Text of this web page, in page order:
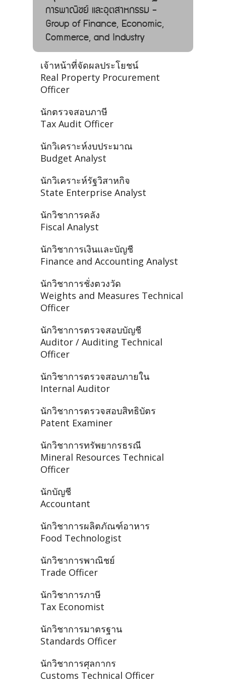
การพาณิชย์ และอุตสาหกรรม -
Group of Finance, Economic,
Commerce, and Industry
เจ้าหน้าที่จัดผลประโยชน์
Real Property Procurement
Officer
นักตรวจสอบภาษี
Tax Audit Officer
นักวิเคราะห์งบประมาณ
Budget Analyst
นักวิเคราะห์รัฐวิสาหกิจ
State Enterprise Analyst
นักวิชาการคลัง
Fiscal Analyst
นักวิชาการเงินและบัญชี
Finance and Accounting Analyst
นักวิชาการชั่งตวงวัด
Weights and Measures Technical
Officer
นักวิชาการตรวจสอบบัญชี
Auditor / Auditing Technical
Officer
นักวิชาการตรวจสอบภายใน
Internal Auditor
นักวิชาการตรวจสอบสิทธิบัตร
Patent Examiner
นักวิชาการทรัพยากรธรณี
Mineral Resources Technical
Officer
นักบัญชี
Accountant
นักวิชาการผลิตภัณฑ์อาหาร
Food Technologist
นักวิชาการพาณิชย์
Trade Officer
นักวิชาการภาษี
Tax Economist
นักวิชาการมาตรฐาน
Standards Officer
นักวิชาการศุลกากร
Customs Technical Officer